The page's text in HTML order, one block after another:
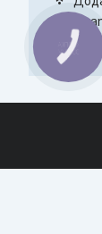
КНОПКА
ЗВ'ЯЗКУ